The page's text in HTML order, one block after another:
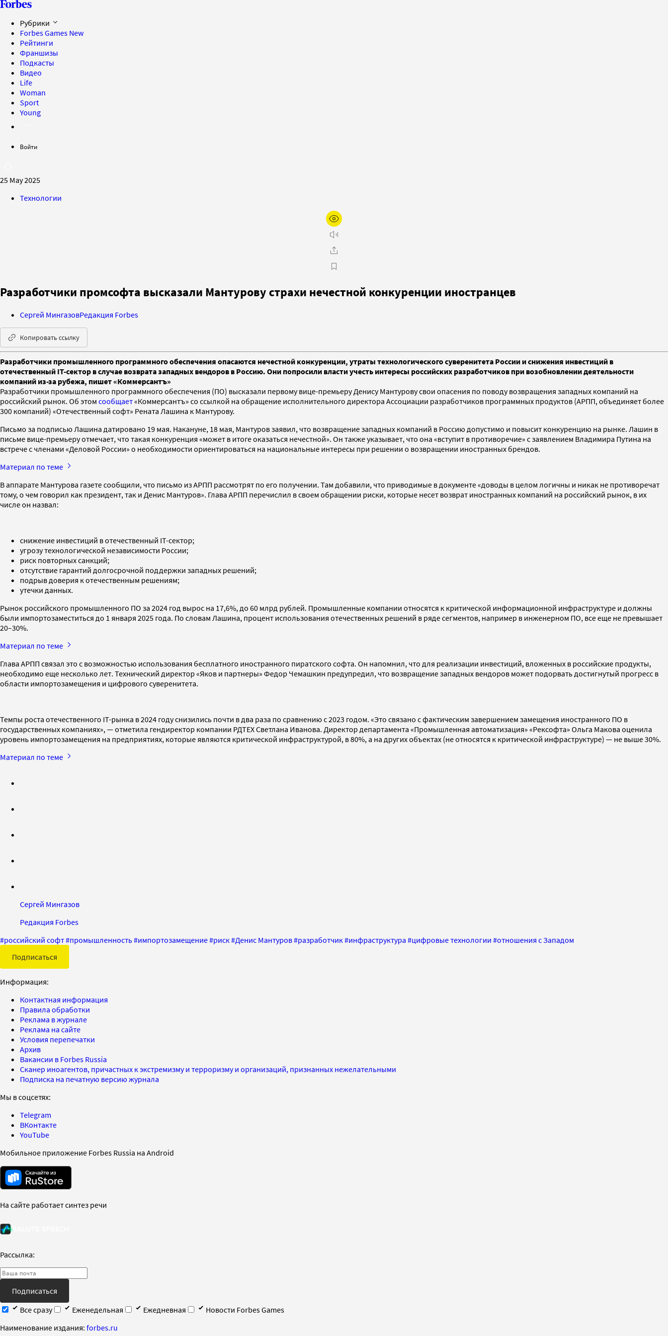
Рубрики
Forbes Games New
Рейтинги
Франшизы
Подкасты
Видео
Life
Woman
Sport
Young
Войти
25 May 2025
Технологии
Разработчики промсофта высказали Мантурову страхи нечестной конкуренции иностранцев
Сергей МингазовРедакция Forbes
Копировать ссылку
Разработчики промышленного программного обеспечения опасаются нечестной конкуренции, утраты технологического суверенитета России и снижения инвестиций в
отечественный IT-сектор в случае возврата западных вендоров в Россию. Они попросили власти учесть интересы российских разработчиков при возобновлении деятельности
компаний из-за рубежа, пишет «Коммерсантъ»
Разработчики промышленного программного обеспечения (ПО) высказали первому вице-премьеру Денису Мантурову свои опасения по поводу возвращения западных компаний на
российский рынок. Об этом сообщает«Коммерсантъ» со ссылкой на обращение исполнительного директора Ассоциации разработчиков программных продуктов (АРПП, объединяет более
300 компаний) «Отечественный софт» Рената Лашина к Мантурову.
Письмо за подписью Лашина датировано 19 мая. Накануне, 18 мая, Мантуров заявил, что возвращение западных компаний в Россию допустимо и повысит конкуренцию на рынке. Лашин в
письме вице-премьеру отмечает, что такая конкуренция «может в итоге оказаться нечестной». Он также указывает, что она «вступит в противоречие» с заявлением Владимира Путина на
встрече с членами «Деловой России» о необходимости ориентироваться на национальные интересы при решении о возвращении иностранных брендов.
Материал по теме
В аппарате Мантурова газете сообщили, что письмо из АРПП рассмотрят по его получении. Там добавили, что приводимые в документе «доводы в целом логичны и никак не противоречат
тому, о чем говорил как президент, так и Денис Мантуров». Глава АРПП перечислил в своем обращении риски, которые несет возврат иностранных компаний на российский рынок, в их
числе он назвал:
снижение инвестиций в отечественный IT-сектор;
угрозу технологической независимости России;
риск повторных санкций;
отсутствие гарантий долгосрочной поддержки западных решений;
подрыв доверия к отечественным решениям;
утечки данных.
Рынок российского промышленного ПО за 2024 год вырос на 17,6%, до 60 млрд рублей. Промышленные компании относятся к критической информационной инфраструктуре и должны
были импортозаместиться до 1 января 2025 года. По словам Лашина, процент использования отечественных решений в ряде сегментов, например в инженерном ПО, все еще не превышает
20–30%.
Материал по теме
Глава АРПП связал это с возможностью использования бесплатного иностранного пиратского софта. Он напомнил, что для реализации инвестиций, вложенных в российские продукты,
необходимо еще несколько лет. Технический директор «Яков и партнеры» Федор Чемашкин предупредил, что возвращение западных вендоров может подорвать достигнутый прогресс в
области импортозамещения и цифрового суверенитета.
Темпы роста отечественного IT-рынка в 2024 году снизились почти в два раза по сравнению с 2023 годом. «Это связано с фактическим завершением замещения иностранного ПО в
государственных компаниях», — отметила гендиректор компании РДТЕХ Светлана Иванова. Директор департамента «Промышленная автоматизация» «Рексофта» Ольга Макова оценила
уровень импортозамещения на предприятиях, которые являются критической инфраструктурой, в 80%, а на других объектах (не относятся к критической инфраструктуре) — не выше 30%.
Материал по теме
Сергей Мингазов
Редакция Forbes
#российский софт#промышленность#импортозамещение#риск#Денис Мантуров#разработчик#инфраструктура #цифровые технологии #отношения с Западом
Подписаться
Информация:
Контактная информация
Правила обработки
Реклама в журнале
Реклама на сайте
Условия перепечатки
Архив
Вакансии в Forbes Russia
Сканер иноагентов, причастных к экстремизму и терроризму и организаций, признанных нежелательными
Подписка на печатную версию журнала
Мы в соцсетях:
Telegram
ВКонтакте
YouTube
Мобильное приложение Forbes Russia на Android
На сайте работает синтез речи
Рассылка:
Подписаться
Все сразу
Еженедельная Ежедневная
Новости Forbes Games
Наименование издания: forbes.ru